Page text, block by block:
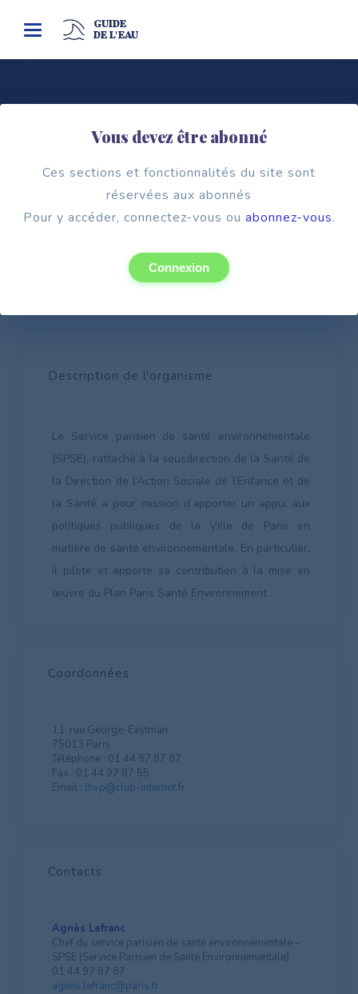
Vous devez être abonné
Ces sections et fonctionnalités du site sont
réservées aux abonnés
Pour y accéder, connectez-vous ou abonnez-vous.
Connexion
Toggle
GUIDE
DE L'EAU
Organisme d'études et de recherches
SERVICE DES LABORATOIRES DE
SANTÉ ENVIRONNEMENTALE
SLSE
Description de l'organisme
Le Service parisien de santé environnementale
(SPSE), rattaché à la sousdirection de la Santé de
la Direction de l’Action Sociale de l’Enfance et de
la Santé a pour mission d’apporter un appui aux
politiques publiques de la Ville de Paris en
matière de santé environnementale. En particulier,
il pilote et apporte sa contribution à la mise en
œuvre du Plan Paris Santé Environnement .
Coordonnées
11, rue George-Eastman
75013 Paris
Téléphone : 01 44 97 87 87
Fax : 01 44 97 87 55
Email : lhvp@club-internet.fr
Contacts
Agnès Lefranc
Chef du service parisien de santé environnementale –
SPSE (Service Parisien de Santé Environnementale)
01 44 97 87 87
agens.lefranc@paris.fr